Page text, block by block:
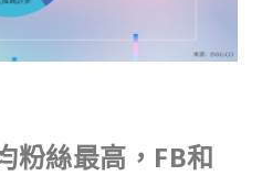
粉絲最高，FB和